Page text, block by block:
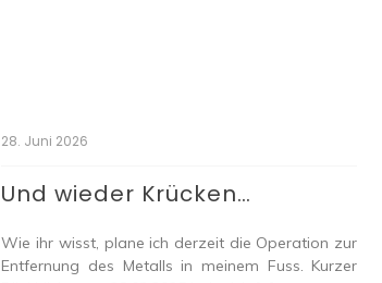
28. Juni 2026
Und wieder Krücken…
Wie ihr wisst, plane ich derzeit die Operation zur
Entfernung des Metalls in meinem Fuss. Kurzer